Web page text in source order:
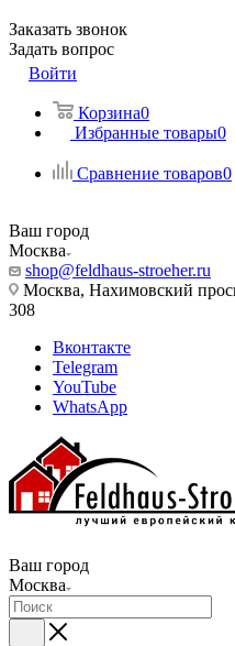
Заказать звонок
Задать вопрос
Войти
Корзина0
Избранные товары0
Сравнение товаров0
Ваш город
Москва
shop@feldhaus-stroeher.ru
Москва, Нахимовский
308
Вконтакте
Telegram
YouTube
WhatsApp
Ваш город
Москва